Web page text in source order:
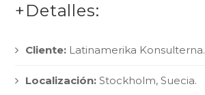
+Detalles:
Cliente: Latinamerika Konsulterna.
Localización: Stockholm, Suecia.